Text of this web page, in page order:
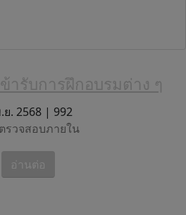
ารับการฝึกอบรมต่าง ๆ
ย. 2568 | 992
รวจสอบภายใน
อ่านต่อ